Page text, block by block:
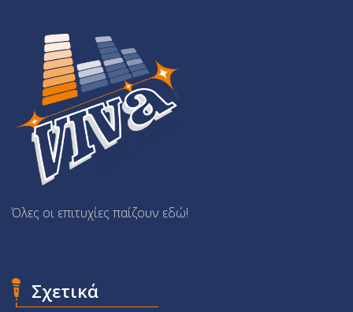
Όλες οι επιτυχίες παίζουν εδώ!
Σχετικά